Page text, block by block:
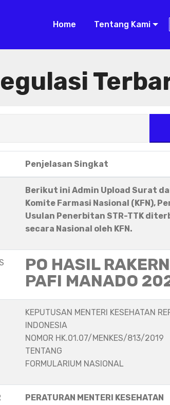
Home Tentang Kami
Penjelasan Singkat
Berikut ini Admin Upload Surat
Komite Farmasi Nasional (KFN),
Usulan Penerbitan STR-TTK
secara Nasional oleh KFN.
PO HASIL
PAFI MANADO
KEPUTUSAN MENTERI KESEHATAN
INDONESIA
NOMOR HK.01.07/MENKES/813/2019
TENTANG
FORMULARIUM NASIONAL
PERATURAN MENTERI KESEHATAN